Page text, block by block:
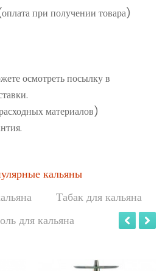
при получении товара)
осмотреть посылку в
материалов)
кальяны
Табак для кальяна
для кальяна